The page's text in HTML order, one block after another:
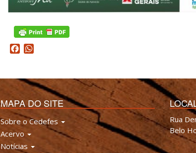
Facebook
MAPA DO SITE
Sobre o Cedefes
Acervo
Notícias
Rua
Belo